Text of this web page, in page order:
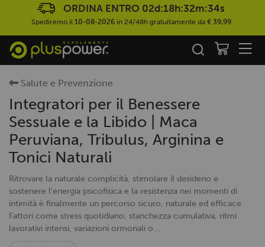
ORDINA ENTRO 02d:18h:32m:34s
Spediremo il 10-08-2026in 24/48h gratuitamente da € 39,99
Salute e Prevenzione
Integratori per il Benessere
Sessuale e la Libido | Maca
Peruviana, Tribulus, Arginina e
Tonici Naturali
Ritrovare la naturale complicità, stimolare il desiderio e
sostenere l'energia psicofisica e la resistenza nei momenti di
intimità è finalmente un percorso sicuro, naturale ed efficace.
Fattori come stress quotidiano, stanchezza cumulativa, ritmi
lavorativi intensi, variazioni ormonali o...